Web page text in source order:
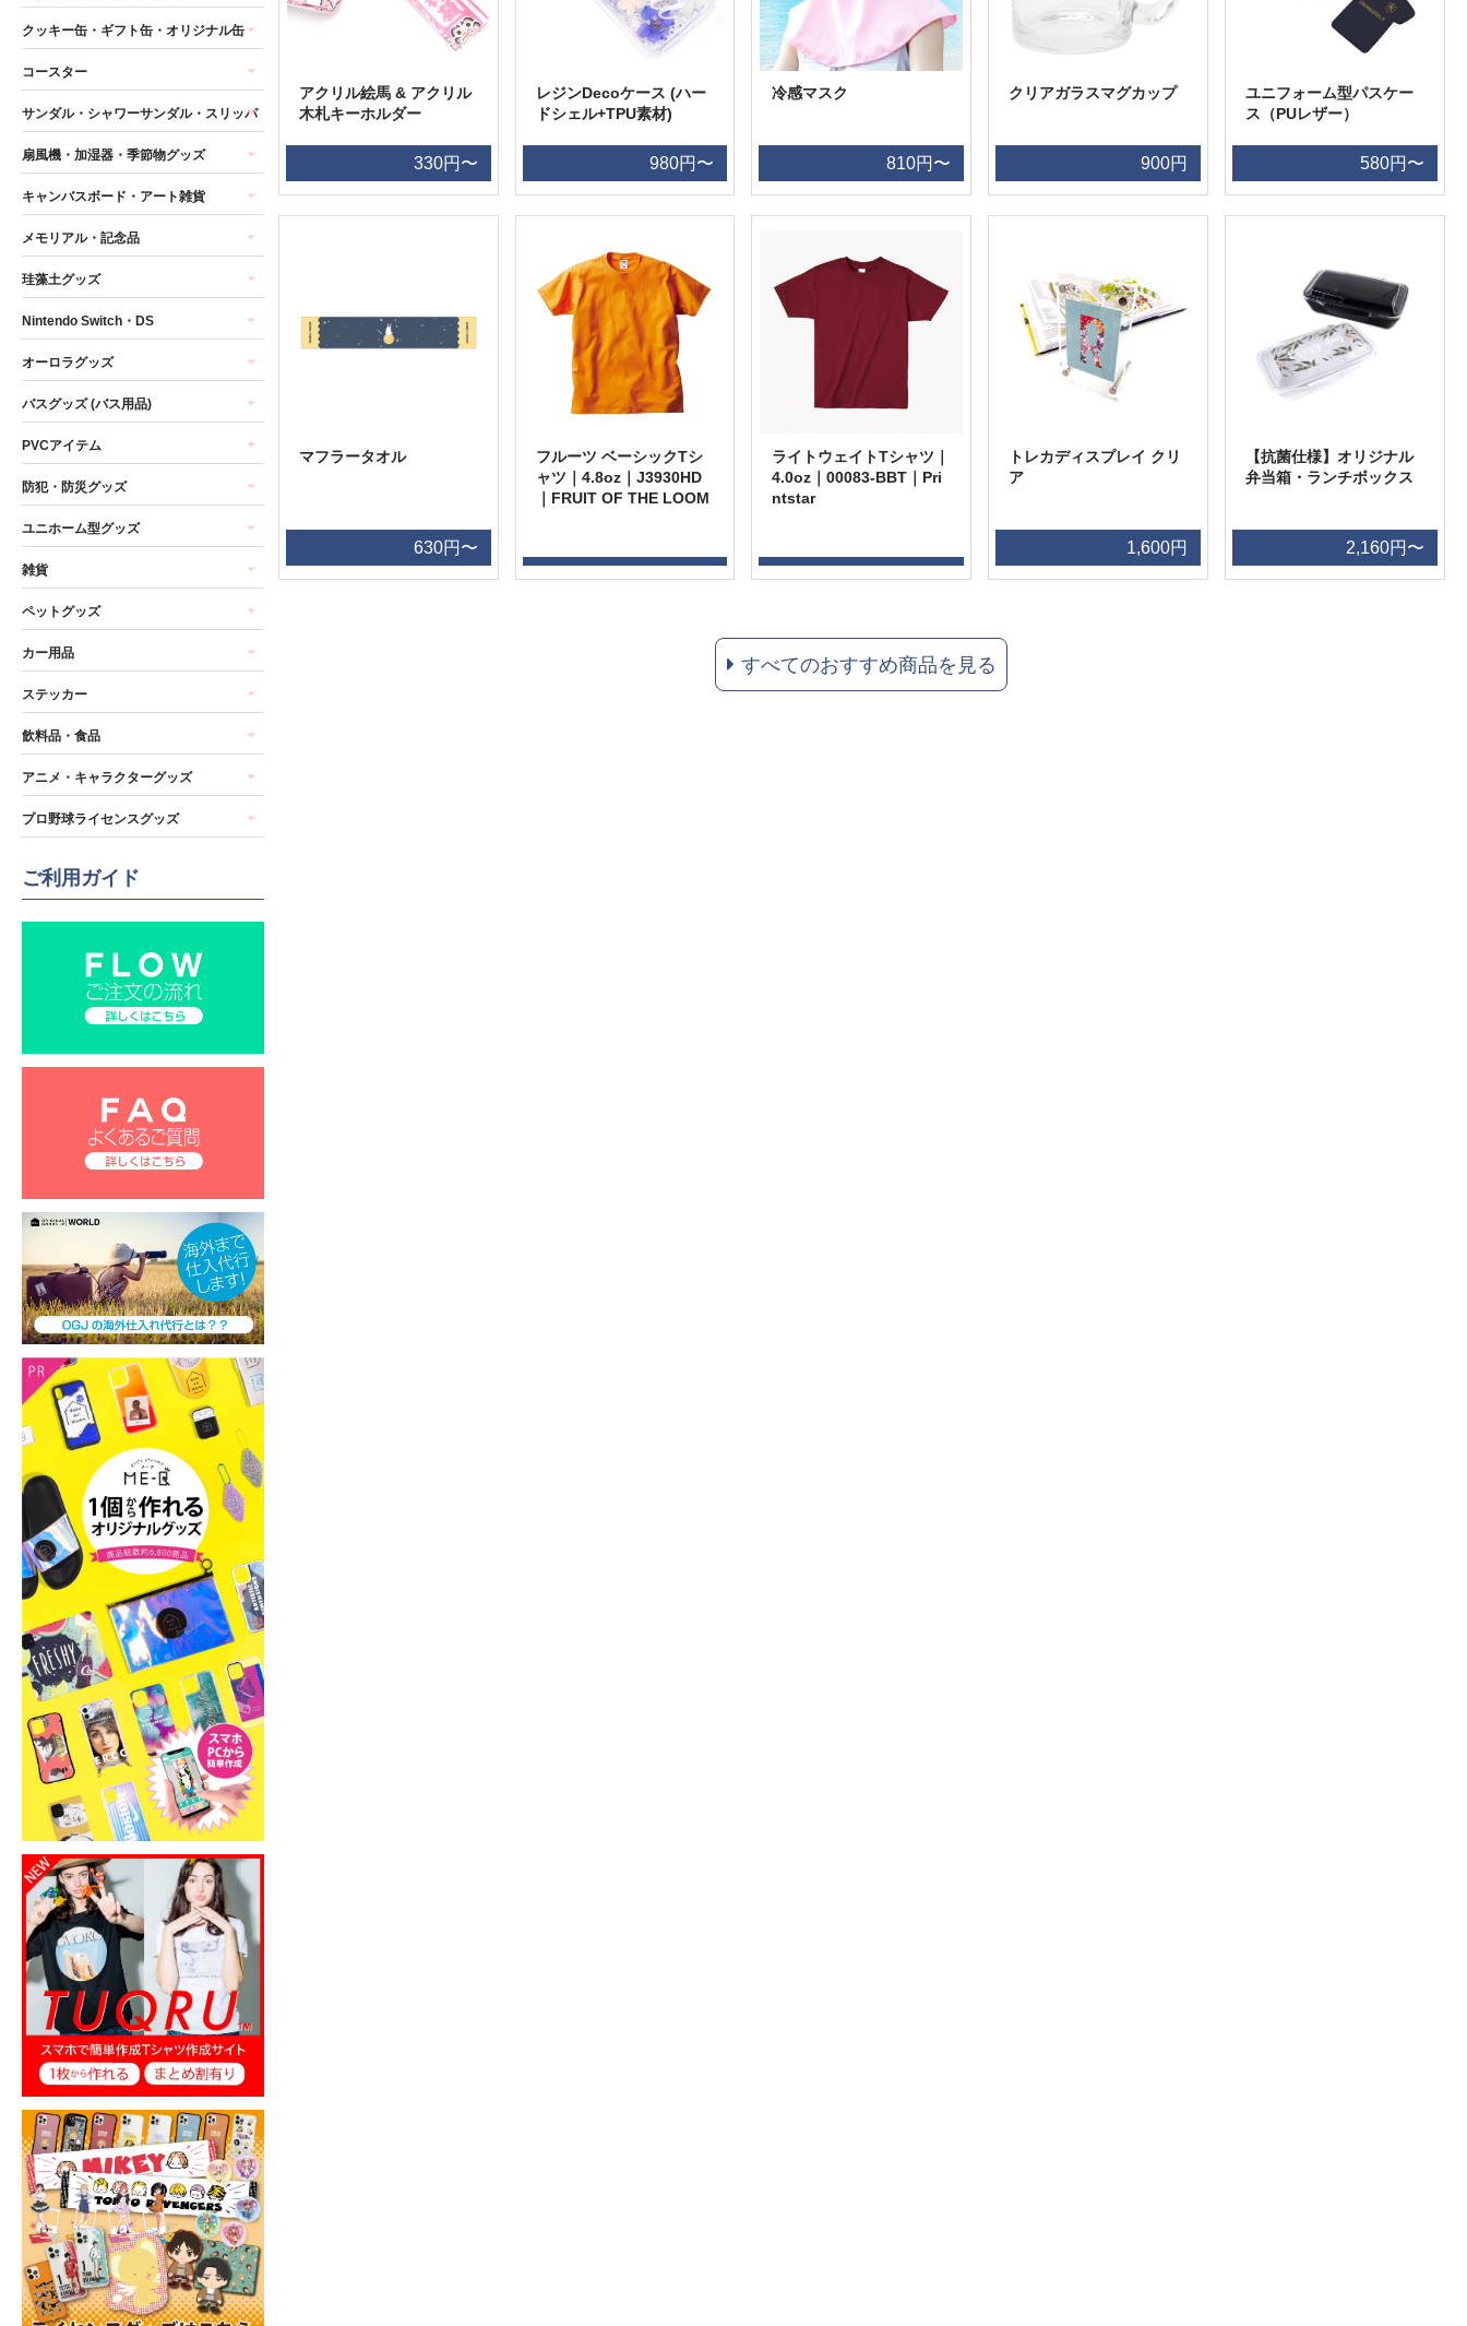
アクリル絵馬 & アクリル
木札キーホルダー
330円〜
レジンDecoケース (ハー
ドシェル+TPU素材)
980円〜
冷感マスク
810円〜
クリアガラスマグカップ
900円
ユニフォーム型パスケー
ス（PUレザー）
580円〜
マフラータオル
630円〜
フルーツ ベーシックTシ
ャツ｜4.8oz｜J3930HD
｜FRUIT OF THE LOOM
ライトウェイトTシャツ｜
4.0oz｜00083-BBT｜Pri
ntstar
トレカディスプレイ クリ
ア
1,600円
【抗菌仕様】オリジナル
弁当箱・ランチボックス
2,160円〜
すべてのおすすめ商品を見る
クッキー缶・ギフト缶・オリジナル缶
コースター
サンダル・シャワーサンダル・スリッパ
扇風機・加湿器・季節物グッズ
キャンバスボード・アート雑貨
メモリアル・記念品
珪藻土グッズ
Nintendo Switch・DS
オーロラグッズ
バスグッズ (バス用品)
PVCアイテム
防犯・防災グッズ
ユニホーム型グッズ
雑貨
ペットグッズ
カー用品
ステッカー
飲料品・食品
アニメ・キャラクターグッズ
プロ野球ライセンスグッズ
ご利用ガイド